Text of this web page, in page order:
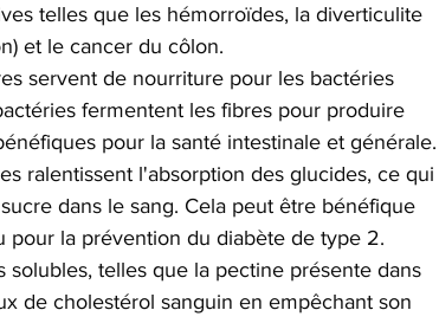
telles que les hémorroïdes, la diverticulite
et le cancer du côlon.
servent de nourriture pour les bactéries
fermentent les fibres pour produire
pour la santé intestinale et générale.
ralentissent l'absorption des glucides, ce qui
dans le sang. Cela peut être bénéfique
pour la prévention du diabète de type 2.
solubles, telles que la pectine présente dans
de cholestérol sanguin en empêchant son